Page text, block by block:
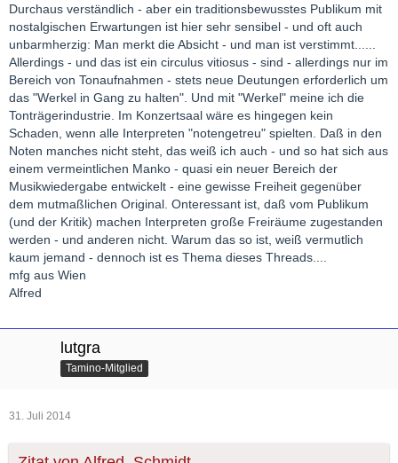
Durchaus verständlich - aber ein traditionsbewusstes Publikum mit
nostalgischen Erwartungen ist hier sehr sensibel - und oft auch
unbarmherzig: Man merkt die Absicht - und man ist verstimmt......
Allerdings - und das ist ein circulus vitiosus - sind - allerdings nur im
Bereich von Tonaufnahmen - stets neue Deutungen erforderlich um
das "Werkel in Gang zu halten". Und mit "Werkel" meine ich die
Tonträgerindustrie. Im Konzertsaal wäre es hingegen kein
Schaden, wenn alle Interpreten "notengetreu" spielten. Daß in den
Noten manches nicht steht, das weiß ich auch - und so hat sich aus
einem vermeintlichen Manko - quasi ein neuer Bereich der
Musikwiedergabe entwickelt - eine gewisse Freiheit gegenüber
dem mutmaßlichen Original. Onteressant ist, daß vom Publikum
(und der Kritik) machen Interpreten große Freiräume zugestanden
werden - und anderen nicht. Warum das so ist, weiß vermutlich
kaum jemand - dennoch ist es Thema dieses Threads....
mfg aus Wien
Alfred
lutgra
Tamino-Mitglied
31. Juli 2014